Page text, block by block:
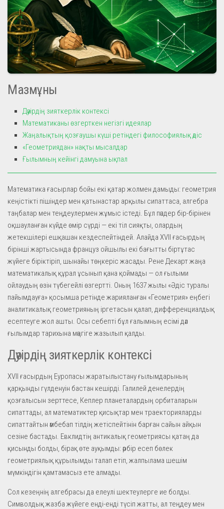
Мазмұны
Дәуірдің зияткерлік контексі
Математиканы өзгерткен негізгі идеялар
Жаңалықтың қозғаушы күші ретіндегі философиялық әдіс
«Геометриядан» нақты мысалдар
Ғылымның кейінгі дамуына ықпал
Математика ғасырлар бойы екі қатар жолмен дамыды: геометрия
кеңістікті пішіндер мен қатынастар арқылы сипаттаса, алгебра
таңбалар мен теңдеулермен жұмыс істеді. Бұл пәндер бір-бірінен
оқшауланған күйде өмір сүрді — екі тіл сияқты, олардың
жетекшілері ешқашан кездеспейтіндей. Алайда XVII ғасырдың
бірінші жартысында француз ойшылы екі бағытты біртұтас
жүйеге біріктіріп, шынайы төңкеріс жасады. Рене Декарт жаңа
математикалық құрал ұсынып қана қоймады — ол ғылыми
ойлаудың өзін түбегейлі өзгертті. Оның 1637 жылы «Әдіс туралы
пайымдауға» қосымша ретінде жарияланған «Геометрия» еңбегі
аналитикалық геометрияның іргетасын қалап, дифференциалдық
есептеуге жол ашты. Осы себепті бұл ғалымның есімі дәл
ғылымдар тарихына мәңгіге жазылып қалды.
Дәуірдің зияткерлік контексі
XVII ғасырдың Еуропасы жаратылыстану ғылымдарының
қарқынды гүлденуін бастан кешірді. Галилей денелердің
қозғалысын зерттесе, Кеплер планеталардың орбиталарын
сипаттады, ал математиктер қисықтар мен траекторияларды
сипаттайтын әмбебап тілдің жетіспейтінін барған сайын айқын
сезіне бастады. Евклидтің антикалық геометриясы қатаң да
қисынды болды, бірақ өте ауқымды: әрбір есеп бөлек
геометриялық құрылымды талап етіп, жалпылама шешім
мүмкіндігін қамтамасыз ете алмады.
Сол кезеңнің алгебрасы да елеулі шектеулерге ие болды.
Символдық жазба жүйеге енді-енді түсіп жатты, ал теңдеу мен